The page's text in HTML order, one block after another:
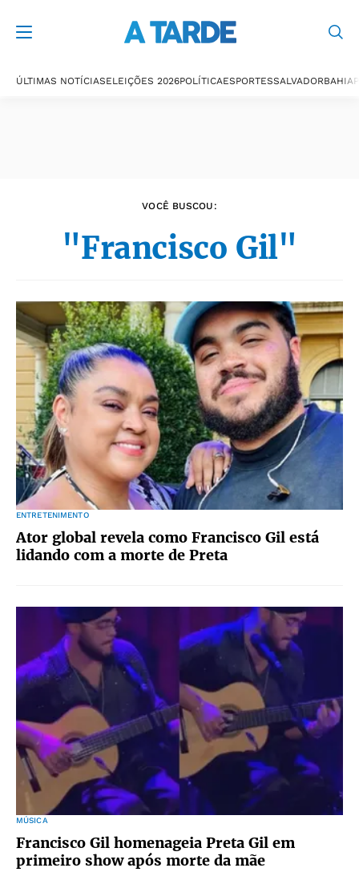
ÚLTIMAS NOTÍCIASELEIÇÕES 2026POLÍTICAESPORTESSALVADORBAHIA
VOCÊ BUSCOU:
"Francisco Gil"
ENTRETENIMENTO
Ator global revela como Francisco Gil está
lidando com a morte de Preta
MÚSICA
Francisco Gil homenageia Preta Gil em
primeiro show após morte da mãe